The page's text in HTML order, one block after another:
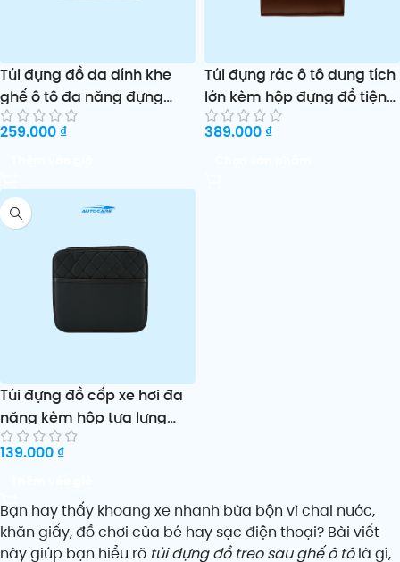
Túi đựng đồ da dính khe
ghế ô tô đa năng đựng
điện thoại và vật dụng nhỏ
259.000 ₫
Túi đựng rác ô tô dung tích
lớn kèm hộp đựng đồ tiện
dụng cho xe hơi
389.000 ₫
Túi đựng đồ cốp xe hơi đa
năng kèm hộp tựa lưng
ghế và thùng rác da
139.000 ₫
Bạn hay thấy khoang xe nhanh bừa bộn vì chai nước,
khăn giấy, đồ chơi của bé hay sạc điện thoại? Bài viết
này giúp bạn hiểu rõ túi đựng đồ treo sau ghế ô tôlà gì,